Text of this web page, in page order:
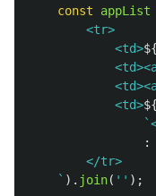
const
appList
        <tr>
            <td>
${
            <td>
${
:
        </tr>
    `
). join( '' );